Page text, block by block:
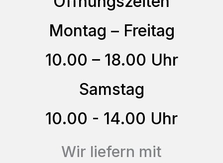
Die
können
auf
der
Produktseite
werden
Montag – Freitag
10.00 – 18.00 Uhr
Samstag
10.00 - 14.00 Uhr
Wir liefern mit